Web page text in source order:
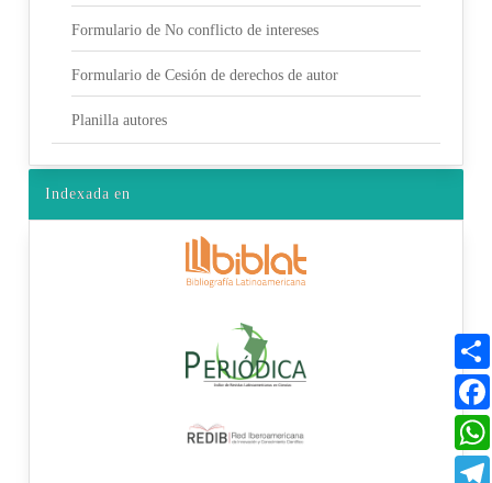
Formulario de No conflicto de intereses
Formulario de Cesión de derechos de autor
Planilla autores
Indexada en